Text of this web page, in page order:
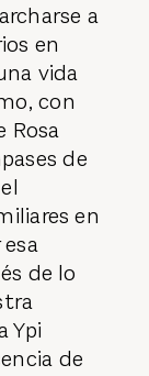
a
en
vida
con
Rosa
de
en
de lo
Ypi
de